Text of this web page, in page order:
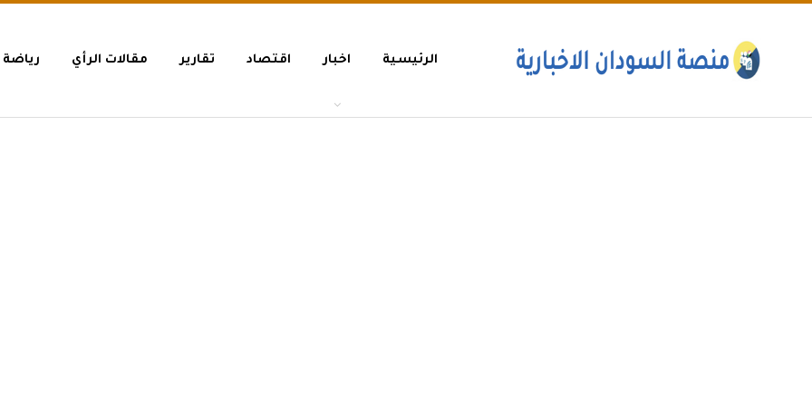
الرئيسية اخبار اقتصاد تقارير مقالات الرأي رياضة